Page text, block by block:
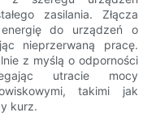
zasilania. Złącza
energię do urządzeń o
nieprzerwaną pracę.
z myślą o odporności
utracie mocy
takimi jak
kurz.